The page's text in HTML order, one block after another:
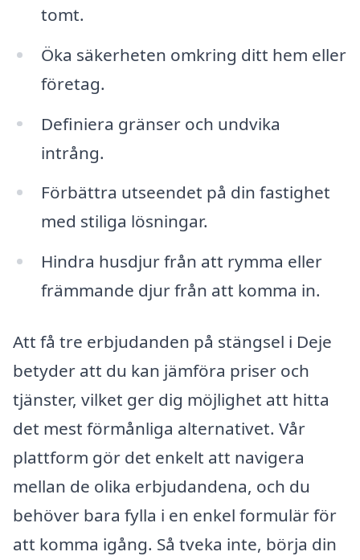
tomt.
Öka säkerheten omkring ditt hem eller
företag.
Definiera gränser och undvika
intrång.
Förbättra utseendet på din fastighet
med stiliga lösningar.
Hindra husdjur från att rymma eller
främmande djur från att komma in.
Att få tre erbjudanden på stängsel i Deje
betyder att du kan jämföra priser och
tjänster, vilket ger dig möjlighet att hitta
det mest förmånliga alternativet. Vår
plattform gör det enkelt att navigera
mellan de olika erbjudandena, och du
behöver bara fylla i en enkel formulär för
att komma igång. Så tveka inte, börja din